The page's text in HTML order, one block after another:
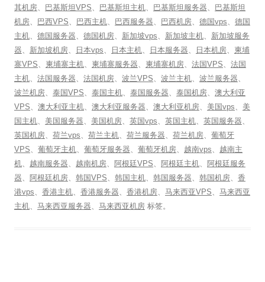
其机房、 巴基斯坦VPS、 巴基斯坦主机、 巴基斯坦服务器、 巴基斯坦
机房、 巴西VPS、 巴西主机、 巴西服务器、 巴西机房、 德国vps、 德国
主机、 德国服务器、 德国机房、 新加坡vps、 新加坡主机、 新加坡服务
器、 新加坡机房、 日本vps、 日本主机、 日本服务器、 日本机房、 柬埔
寨VPS、 柬埔寨主机、 柬埔寨服务器、 柬埔寨机房、 法国VPS、 法国
主机、 法国服务器、 法国机房、 波兰VPS、 波兰主机、 波兰服务器、
波兰机房、 泰国VPS、 泰国主机、 泰国服务器、 泰国机房、 澳大利亚
VPS、 澳大利亚主机、 澳大利亚服务器、 澳大利亚机房、 美国vps、 美
国主机、 美国服务器、 美国机房、 英国vps、 英国主机、 英国服务器、
英国机房、 荷兰vps、 荷兰主机、 荷兰服务器、 荷兰机房、 葡萄牙
VPS、 葡萄牙主机、 葡萄牙服务器、 葡萄牙机房、 越南vps、 越南主
机、 越南服务器、 越南机房、 阿根廷VPS、 阿根廷主机、 阿根廷服务
器、 阿根廷机房、 韩国VPS、 韩国主机、 韩国服务器、 韩国机房、 香
港vps、 香港主机、 香港服务器、 香港机房、 马来西亚VPS、 马来西亚
主机、 马来西亚服务器、 马来西亚机房 标签。